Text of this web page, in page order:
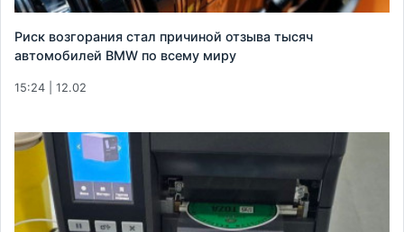
Риск возгорания стал причиной отзыва тысяч
автомобилей BMW по всему миру
15:24 | 12.02